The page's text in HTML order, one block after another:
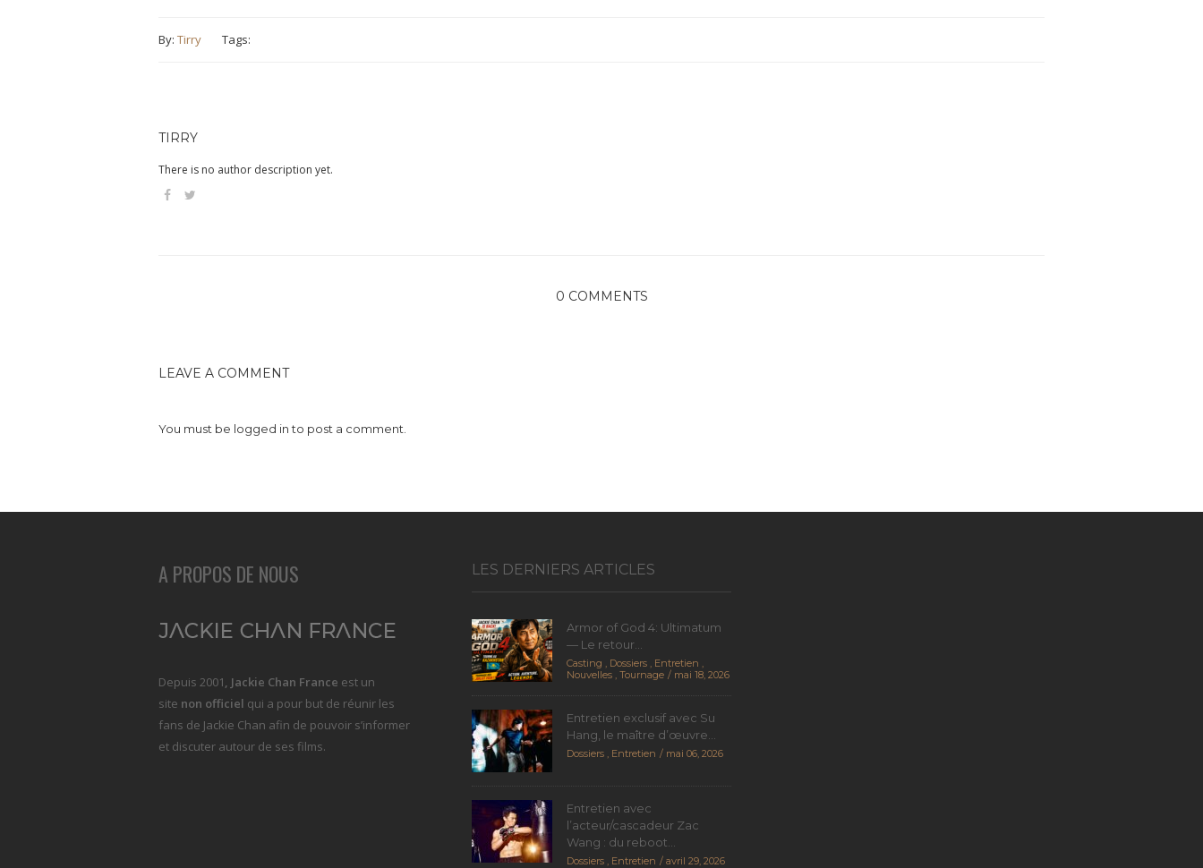
By: Tirry Tags:
TIRRY
There is no author description yet.
0 COMMENTS
LEAVE A COMMENT
You must be logged into post a comment.
A PROPOS DE NOUS
Depuis 2001, Jackie Chan France est un
site non officiel qui a pour but de réunir les
fans de Jackie Chan afin de pouvoir s’informer
et discuter autour de ses films.
LES DERNIERS ARTICLES
Armor of God 4: Ultimatum
— Le retour...
Casting , Dossiers , Entretien ,
Nouvelles , Tournage mai 18, 2026
Entretien exclusif avec Su
Hang, le maître d’œuvre...
Dossiers , Entretien mai 06, 2026
Entretien avec
l’acteur/cascadeur Zac
Wang : du reboot...
Dossiers , Entretien avril 29, 2026